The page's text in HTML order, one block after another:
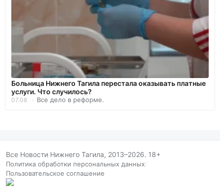
Больница Нижнего Тагила перестала оказывать платные
услуги. Что случилось?
07.08 Все дело в реформе.
Все Новости Нижнего Тагила, 2013–2026. 18+
Политика обработки персональных данных/
Пользовательское соглашение